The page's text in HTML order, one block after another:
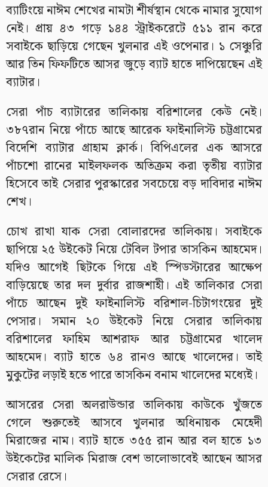
ব্যাটিংয়ে নাঈম শেখের নামটা শীর্ষস্থান থেকে নামার সুযোগ
নেই। প্রায় ৪৩ গড়ে ১৪৪ স্ট্রাইকরেটে ৫১১ রান করে
সবাইকে ছাড়িয়ে গেছেন খুলনার এই ওপেনার। ১ সেঞ্চুরি
আর তিন ফিফটিতে আসর জুড়ে ব্যাট হাতে দাপিয়েছেন এই
ব্যাটার।
সেরা পাঁচ ব্যাটারের তালিকায় বরিশালের কেউ নেই।
৩৮৭রান নিয়ে পাঁচে আছে আরেক ফাইনালিস্ট চট্টগ্রামের
বিদেশি ব্যাটার গ্রাহাম ক্লার্ক। বিপিএলের এক আসরে
পাঁচশো রানের মাইলফলক অতিক্রম করা তৃতীয় ব্যাটার
হিসেবে তাই সেরার পুরস্কারের সবচেয়ে বড় দাবিদার নাঈম
শেখ।
চোখ রাখা যাক সেরা বোলারদের তালিকায়। সবাইকে
ছাপিয়ে ২৫ উইকেট নিয়ে টেবিল টপার তাসকিন আহমেদ।
যদিও আগেই ছিটকে গিয়ে এই স্পিডস্টারের আক্ষেপ
বাড়িয়েছে তার দল দুর্বার রাজশাহী। এই তালিকার সেরা
পাঁচে আছেন দুই ফাইনালিস্ট বরিশাল-চিটাগংয়ের দুই
পেসার। সমান ২০ উইকেট নিয়ে সেরার তালিকায়
বরিশালের ফাহিম আশরাফ আর চট্টগ্রামের খালেদ
আহমেদ। ব্যাট হাতে ৬৪ রানও আছে খালেদের। তাই
মুকুটের লড়াই হতে পারে তাসকিন বনাম খালেদের মধ্যেই।
আসরের সেরা অলরাউন্ডার তালিকায় কাউকে খুঁজতে
গেলে শুরুতেই আসবে খুলনার অধিনায়ক মেহেদী
মিরাজের নাম। ব্যাট হাতে ৩৫৫ রান আর বল হাতে ১৩
উইকেটের মালিক মিরাজ বেশ ভালোভাবেই আছেন আসর
সেরার রেসে।